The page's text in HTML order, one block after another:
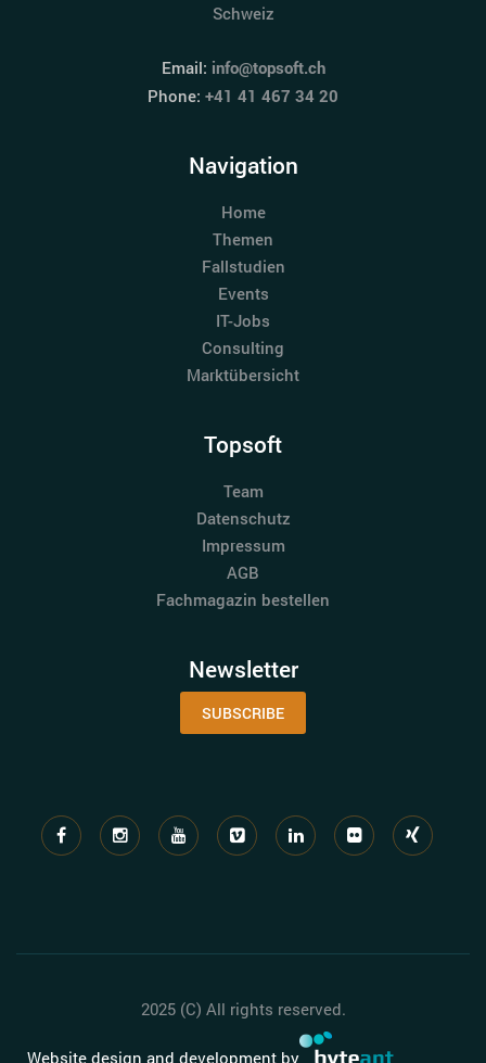
Schweiz
Email: info@topsoft.ch
Phone: +41 41 467 34 20
Navigation
Home
Themen
Fallstudien
Events
IT-Jobs
Consulting
Marktübersicht
Topsoft
Team
Datenschutz
Impressum
AGB
Fachmagazin bestellen
Newsletter
SUBSCRIBE
2025 (C) All rights reserved.
Website design and development by